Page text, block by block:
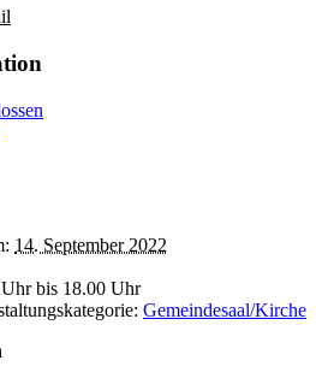
14. September 2022
bis 18.00 Uhr
Gemeindesaal/Kirche